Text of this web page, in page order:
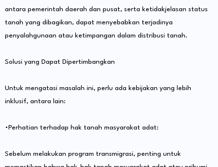
antara pemerintah daerah dan pusat, serta ketidakjelasan status
tanah yang dibagikan, dapat menyebabkan terjadinya
penyalahgunaan atau ketimpangan dalam distribusi tanah.
Solusi yang Dapat Dipertimbangkan
Untuk mengatasi masalah ini, perlu ada kebijakan yang lebih
inklusif, antara lain:
•Perhatian terhadap hak tanah masyarakat adat:
Sebelum melakukan program transmigrasi, penting untuk